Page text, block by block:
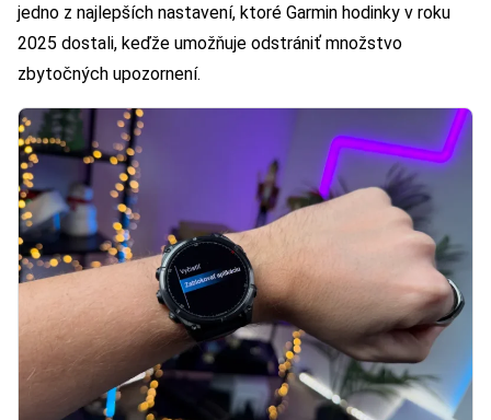
jedno z najlepších nastavení, ktoré Garmin hodinky v roku
2025 dostali, keďže umožňuje odstrániť množstvo
zbytočných upozornení.